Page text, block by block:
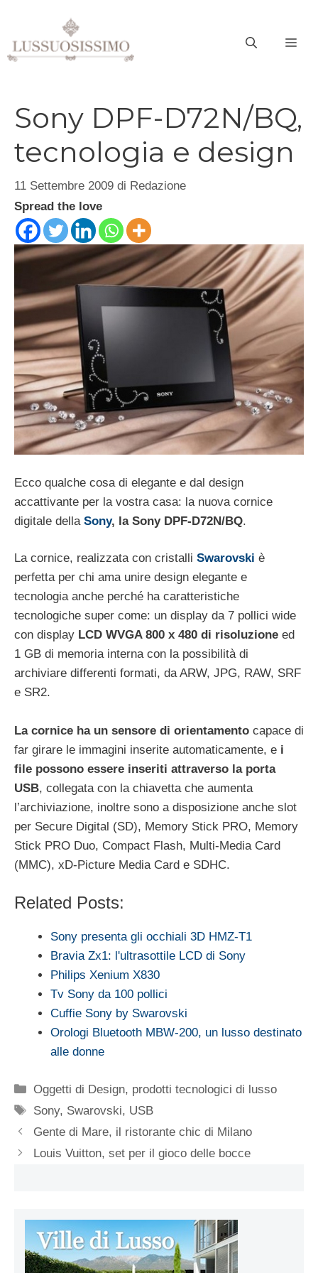
contenuto
Sony DPF-D72N/BQ,
tecnologia e design
11 Settembre 2009 di Redazione
Spread the love
Ecco qualche cosa di elegante e dal design
accattivante per la vostra casa: la nuova cornice
digitale della Sony, la Sony DPF-D72N/BQ.
La cornice, realizzata con cristalli Swarovski è
perfetta per chi ama unire design elegante e
tecnologia anche perché ha caratteristiche
tecnologiche super come: un display da 7 pollici wide
con display LCD WVGA 800 x 480 di risoluzione ed
1 GB di memoria interna con la possibilità di
archiviare differenti formati, da ARW, JPG, RAW, SRF
e SR2.
La cornice ha un sensore di orientamento capace di
far girare le immagini inserite automaticamente, e i
file possono essere inseriti attraverso la porta
USB, collegata con la chiavetta che aumenta
l’archiviazione, inoltre sono a disposizione anche slot
per Secure Digital (SD), Memory Stick PRO, Memory
Stick PRO Duo, Compact Flash, Multi-Media Card
(MMC), xD-Picture Media Card e SDHC.
Related Posts:
Sony presenta gli occhiali 3D HMZ-T1
Bravia Zx1: l'ultrasottile LCD di Sony
Philips Xenium X830
Tv Sony da 100 pollici
Cuffie Sony by Swarovski
Orologi Bluetooth MBW-200, un lusso destinato
alle donne
Categorie
Oggetti di Design, prodotti tecnologici di lusso
Tag
Sony, Swarovski, USB
Gente di Mare, il ristorante chic di Milano
Louis Vuitton, set per il gioco delle bocce